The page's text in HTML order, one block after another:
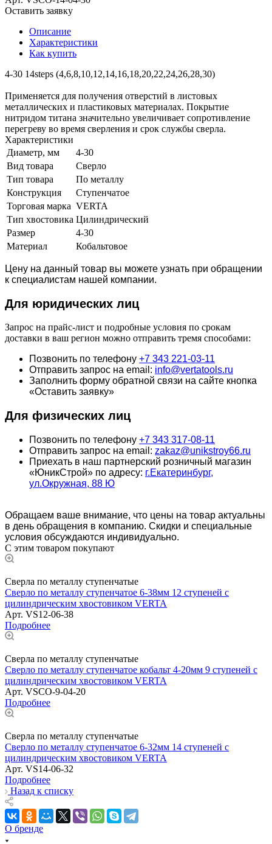
Оставить заявку
Описание
Характеристики
Как купить
4-30 14steps (4,6,8,10,12,14,16,18,20,22,24,26,28,30)
Применяется для получения отверстий в листовых
металлических и пластиковых материалах. Покрытие
нитридом титана значительно увеличивает сопротивление
перегреву во время сверления и срок службы сверла.
Характеристики
Диаметр, мм
4-30
Вид товара
Сверло
Тип товара
По металлу
Конструкция
Ступенчатое
Торговая марка VERTA
Тип хвостовика Цилиндрический
Размер
4-30
Материал
Кобальтовое
Цену на данный товар вы можете узнать при обращении
к специалистам нашей компании.
Для юридических лиц
Запрос на прайс-лист и подробные условия по срокам
доставки в ваш регион можно отправить тремя способами:
Позвонить по телефону +7 343 221-03-11
Отправить запрос на email: info@vertatools.ru
Заполнить форму обратной связи на сайте кнопка
«Оставить заявку»
Для физических лиц
Позвонить по телефону +7 343 317-08-11
Отправить запрос на email: zakaz@unikstroy66.ru
Приехать в наш партнерский розничный магазин
«ЮникСтрой» по адресу: г.Екатеринбург,
ул.Окружная, 88 Ю
Обращаем ваше внимание, что цены на товар актуальны
в день обращения в компанию. Скидки и специальные
условия обсуждаются индивидуально.
С этим товаром покупают
Сверла по металлу ступенчатые
Сверло по металлу ступенчатое 6-38мм 12 ступеней с
цилиндрическим хвостовиком VERTA
Арт. VS12-06-38
Подробнее
Сверла по металлу ступенчатые
Сверло по металлу ступенчатое кобальт 4-20мм 9 ступеней с
цилиндрическим хвостовиком VERTA
Арт. VSCO-9-04-20
Подробнее
Сверла по металлу ступенчатые
Сверло по металлу ступенчатое 6-32мм 14 ступеней с
цилиндрическим хвостовиком VERTA
Арт. VS14-06-32
Подробнее
Назад к списку
О бренде